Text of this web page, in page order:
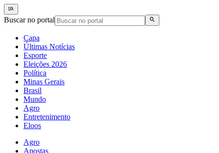
Buscar no portal
Capa
Últimas Notícias
Esporte
Eleições 2026
Política
Minas Gerais
Brasil
Mundo
Agro
Entretenimento
Eloos
Agro
Apostas